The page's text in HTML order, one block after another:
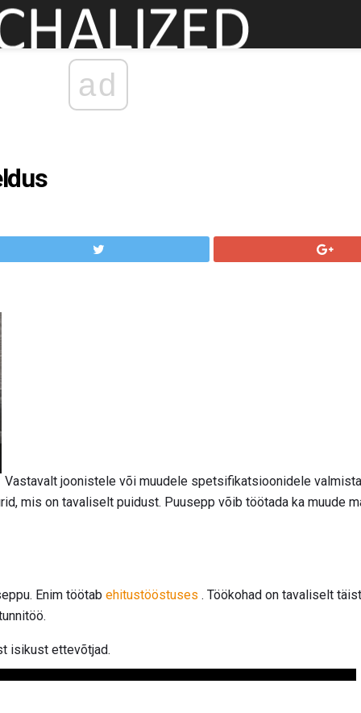
ad
Vastavalt joonistele või muudele spetsifikatsioonidele
mis on tavaliselt puidust. Puusepp võib töötada ka muude
Enim töötab ehitustööstuses . Töökohad on tavaliselt
isikust ettevõtjad.